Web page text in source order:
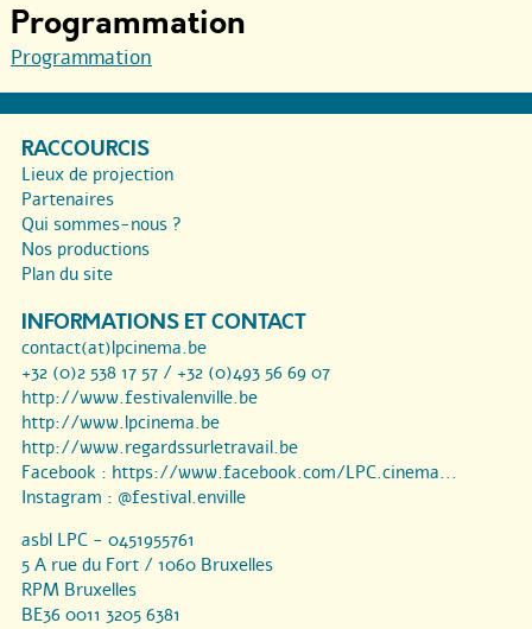
Programmation
Programmation
RACCOURCIS
Lieux de projection
Partenaires
Qui sommes-nous ?
Nos productions
Plan du site
INFORMATIONS ET CONTACT
contact(at)lpcinema.be
+32 (0)2 538 17 57 / +32 (0)493 56 69 07
http://www.festivalenville.be
http://www.lpcinema.be
http://www.regardssurletravail.be
Facebook : https://www.facebook.com/LPC.cinema...
Instagram : @festival.enville
asbl LPC - 0451955761
5 A rue du Fort / 1060 Bruxelles
RPM Bruxelles
BE36 0011 3205 6381